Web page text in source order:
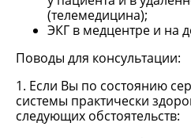
(телемедицина);
ЭКГ в медцентре и на
Поводы для консультации:
1. Если Вы по состоянию
системы практически
следующих обстоятельств: